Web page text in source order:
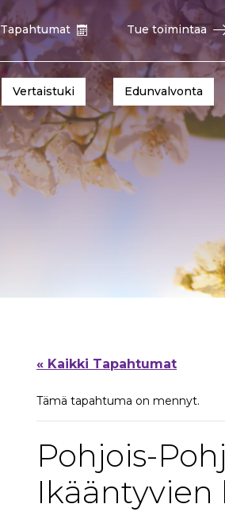
Tapahtumat Tue toimintaa
Vertaistuki Edunvalvonta
« Kaikki Tapahtumat
Tämä tapahtuma on mennyt.
Pohjois-